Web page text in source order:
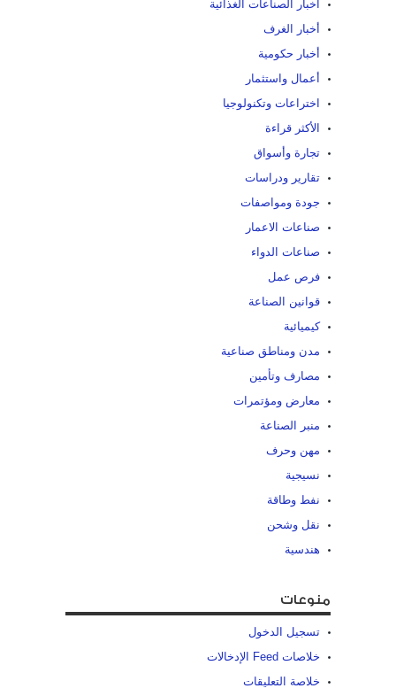
أخبار الصناعات الغذائية
أخبار الغرف
أخبار حكومية
أعمال واستثمار
اختراعات وتكنولوجيا
الأكثر قراءة
تجارة وأسواق
تقارير ودراسات
جودة ومواصفات
صناعات الاعمار
صناعات الدواء
فرص عمل
قوانين الصناعة
كيميائية
مدن ومناطق صناعية
مصارف وتأمين
معارض ومؤتمرات
منبر الصناعة
مهن وحرف
نسيجية
نفط وطاقة
نقل وشحن
هندسية
منوعات
تسجيل الدخول
خلاصات Feed الإدخالات
خلاصة التعليقات